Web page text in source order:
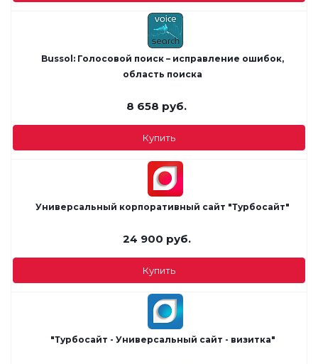
Bussol: Голосовой поиск – исправление ошибок,
область поиска
8 658 руб.
Купить
Универсальный корпоративный сайт "Турбосайт"
24 900 руб.
Купить
"Турбосайт - Универсальный сайт - визитка"